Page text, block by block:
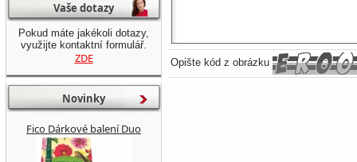
Opište kód z obrázku
Vaše dotazy
Pokud máte jakékoli dotazy,
využijte kontaktní formulář.
ZDE
Novinky
Fico Dárkové balení Duo